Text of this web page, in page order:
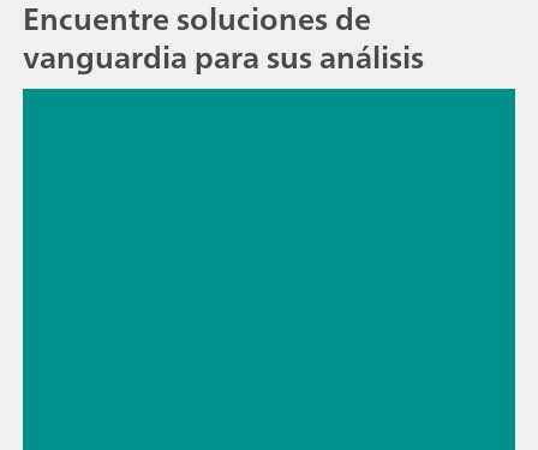
Encuentre soluciones de
vanguardia para sus análisis